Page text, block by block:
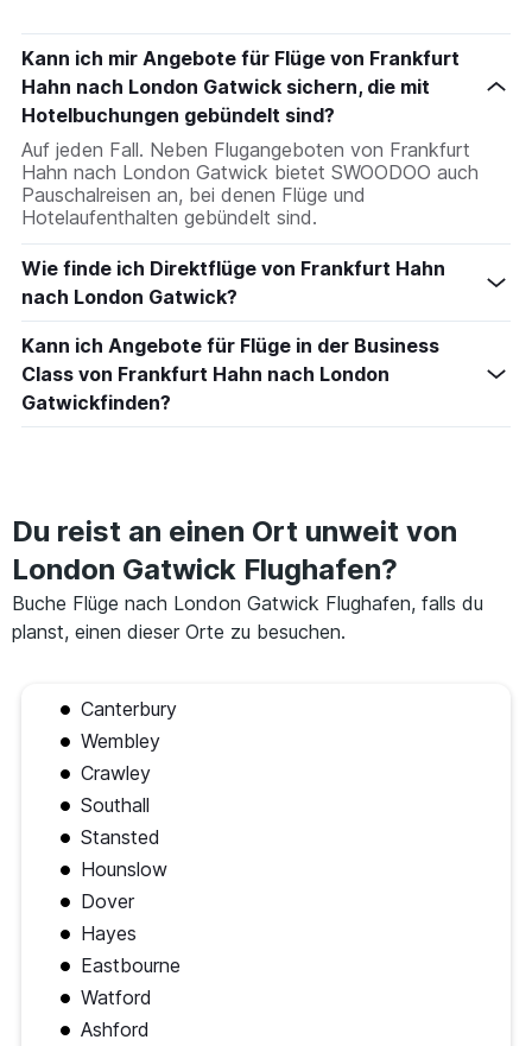
Kann ich mir Angebote für Flüge von Frankfurt
Hahn nach London Gatwick sichern, die mit
Hotelbuchungen gebündelt sind?
Auf jeden Fall. Neben Flugangeboten von Frankfurt
Hahn nach London Gatwick bietet SWOODOO auch
Pauschalreisen an, bei denen Flüge und
Hotelaufenthalten gebündelt sind.
Wie finde ich Direktflüge von Frankfurt Hahn
nach London Gatwick?
Kann ich Angebote für Flüge in der Business
Class von Frankfurt Hahn nach London
Gatwickfinden?
Du reist an einen Ort unweit von
London Gatwick Flughafen?
Buche Flüge nach London Gatwick Flughafen, falls du
planst, einen dieser Orte zu besuchen.
Canterbury
Wembley
Crawley
Southall
Stansted
Hounslow
Dover
Hayes
Eastbourne
Watford
Ashford